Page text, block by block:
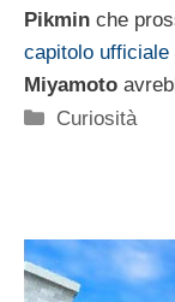
Pikmin che
capitolo ufficiale
Miyamoto
Categorie
Curiosità